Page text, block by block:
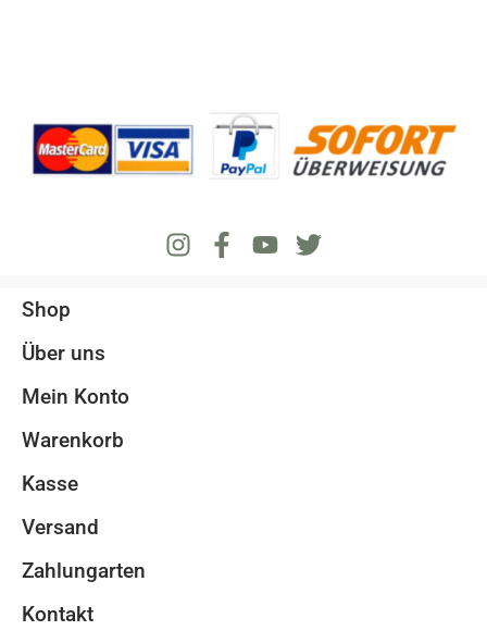
Shop
Über uns
Mein Konto
Warenkorb
Kasse
Versand
Zahlungarten
Kontakt